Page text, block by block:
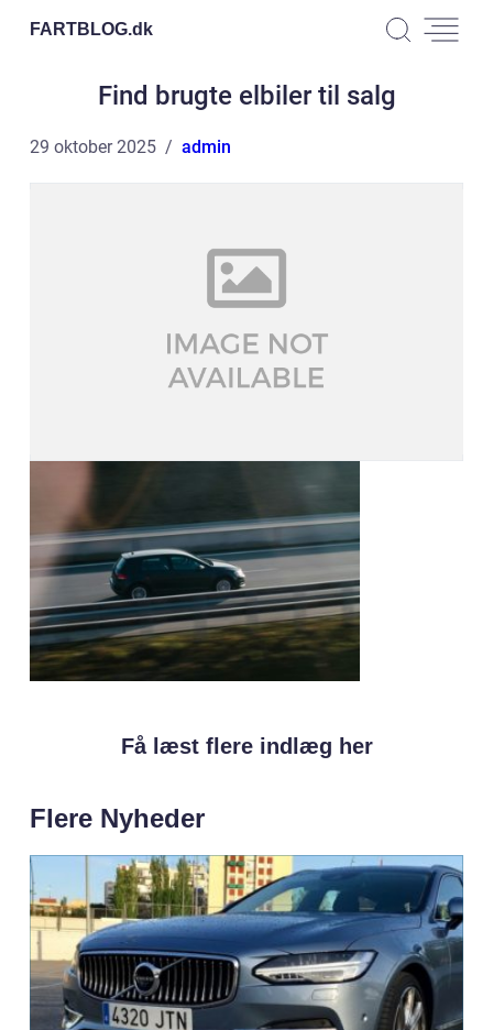
FARTBLOG.dk
Find brugte elbiler til salg
29 oktober 2025 admin
Få læst flere indlæg her
Flere Nyheder